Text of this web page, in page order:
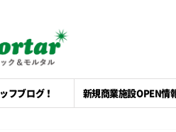
フブログ！ 新規商業施設OPEN情